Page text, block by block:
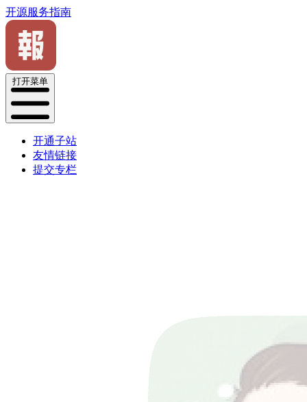
开源服务指南
打开菜单
开通子站
友情链接
提交专栏